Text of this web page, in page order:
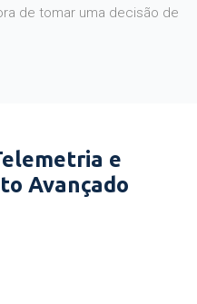
de tomar uma decisão de
e
Avançado